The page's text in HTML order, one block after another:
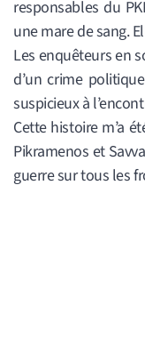
responsables du
une mare de sang.
Les enquêteurs en
d’un crime
suspicieux à
Cette histoire m’a
Pikramenos et
guerre sur tous les